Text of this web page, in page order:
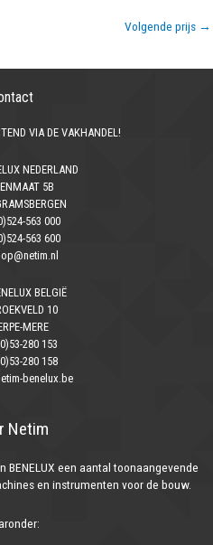
Volgende prijs →
VIA DE VAKHANDEL!
NEDERLAND
5B
563 000
563 600
BELGIË
10
MERE
280 153
280 158
benelux.be
Netim
BENELUX een aantal toonaangevende
en instrumenten voor de bouw.